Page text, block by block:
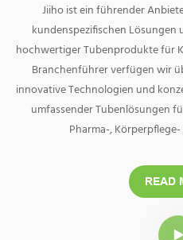
Jiiho ist ein führender
kundenspezifischen
hochwertiger Tubenprodukte für
Branchenführer verfügen wir
innovative Technologien und
umfassender Tubenlösungen
Pharma-,
READ